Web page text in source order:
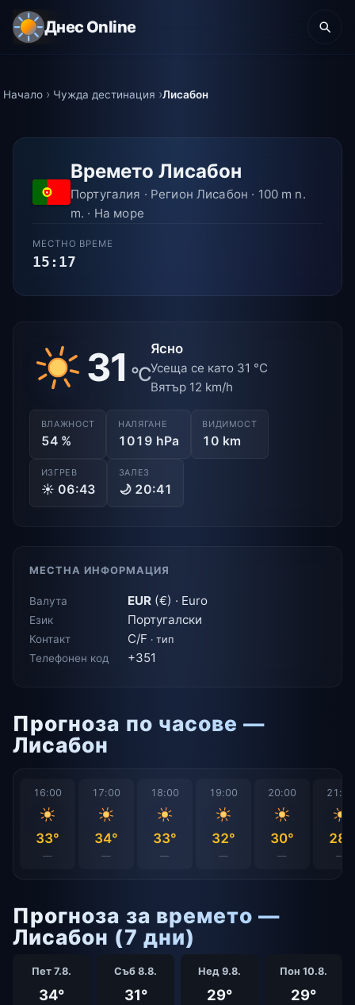
Днес Online
Начало Чужда дестинация Лисабон
Времето Лисабон
Португалия · Регион Лисабон · 100 m n.
m. · На море
МЕСТНО ВРЕМЕ
15:17
31 °C
Ясно
Усеща се като 31 °C
Вятър 12 km/h
ВЛАЖНОСТ
54 %
НАЛЯГАНЕ
1019 hPa
ВИДИМОСТ
10 km
ИЗГРЕВ
☀ 06:43
ЗАЛЕЗ
🌙 20:41
МЕСТНА ИНФОРМАЦИЯ
Валута EUR (€) · Euro
Език Португалски
Контакт C/F · тип
Телефонен код +351
Прогноза по часове —
Лисабон
16:00
33°
—
17:00
34°
—
18:00
33°
—
19:00
32°
—
20:00
30°
—
21:00
28°
—
Прогноза за времето —
Лисабон (7 дни)
Пет 7.8.
34°
Съб 8.8.
31°
Нед 9.8.
29°
Пон 10.8.
29°